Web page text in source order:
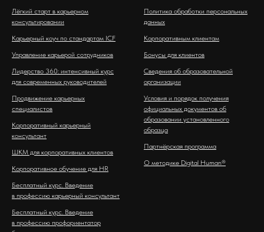
Лёгкий старт в карьерном
консультировании
Карьерный коуч по стандартам ICF
Управление карьерой сотрудников
Лидерство 360: интенсивный курс
для современных руководителей
Продвижение карьерных
специалистов
Корпоративный карьерный
консультант
ШКМ для корпоративных клиентов
Корпоративное обучение для HR
Бесплатный курс. Введение
в профессию карьерный консультант
Бесплатный курс. Введение
в профессию профориентатор
Политика обработки персональных
данных
Корпоративным клиентам
Бонусы для клиентов
Сведения об образовательной
организации
Условия и порядок получения
официальных документов об
образовании установленного
образца
Партнёрская программа
О методике Digital Human®